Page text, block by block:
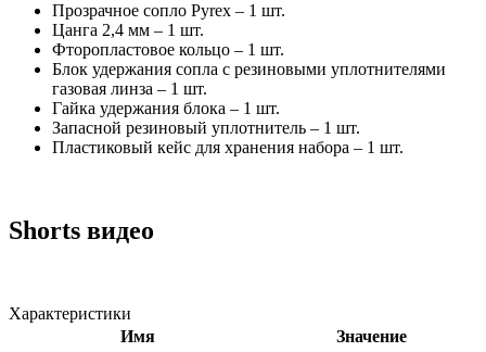
Прозрачное сопло Pyrex – 1 шт.
Цанга 2,4 мм – 1 шт.
Фторопластовое кольцо – 1 шт.
Блок удержания сопла с резиновыми уплотнителями
газовая линза – 1 шт.
Гайка удержания блока – 1 шт.
Запасной резиновый уплотнитель – 1 шт.
Пластиковый кейс для хранения набора – 1 шт.
Shorts видео
Характеристики
Имя
Значение